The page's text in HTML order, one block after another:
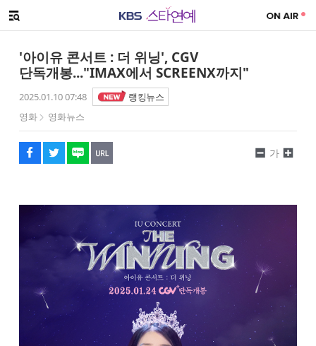
메뉴 열기
'아이유 콘서트 : 더 위닝', CGV
단독개봉..."IMAX에서 SCREENX까지"
2025.01.10 07:48
랭킹뉴스
영화
영화뉴스
페이스북
트위터
네이버
URL복사
글씨 작게보기
가
글씨 크게보기
해시태그